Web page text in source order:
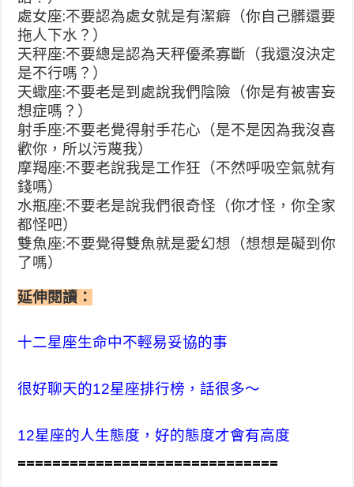
處女座:不要認為處女就是有潔癖（你自己髒還要
拖人下水？）
天秤座:不要總是認為天秤優柔寡斷（我還沒決定
是不行嗎？）
天蠍座:不要老是到處說我們陰險（你是有被害妄
想症嗎？）
射手座:不要老覺得射手花心（是不是因為我沒喜
歡你，所以污蔑我）
摩羯座:不要老說我是工作狂（不然呼吸空氣就有
錢嗎）
水瓶座:不要老是說我們很奇怪（你才怪，你全家
都怪吧）
雙魚座:不要覺得雙魚就是愛幻想（想想是礙到你
了嗎）
延伸閱讀：
十二星座生命中不輕易妥協的事
很好聊天的12星座排行榜，話很多～
12星座的人生態度，好的態度才會有高度
==============================